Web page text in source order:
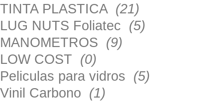
TINTA PLASTICA (21)
LUG NUTS Foliatec (5)
MANOMETROS (9)
LOW COST (0)
Peliculas para vidros (5)
Vinil Carbono (1)